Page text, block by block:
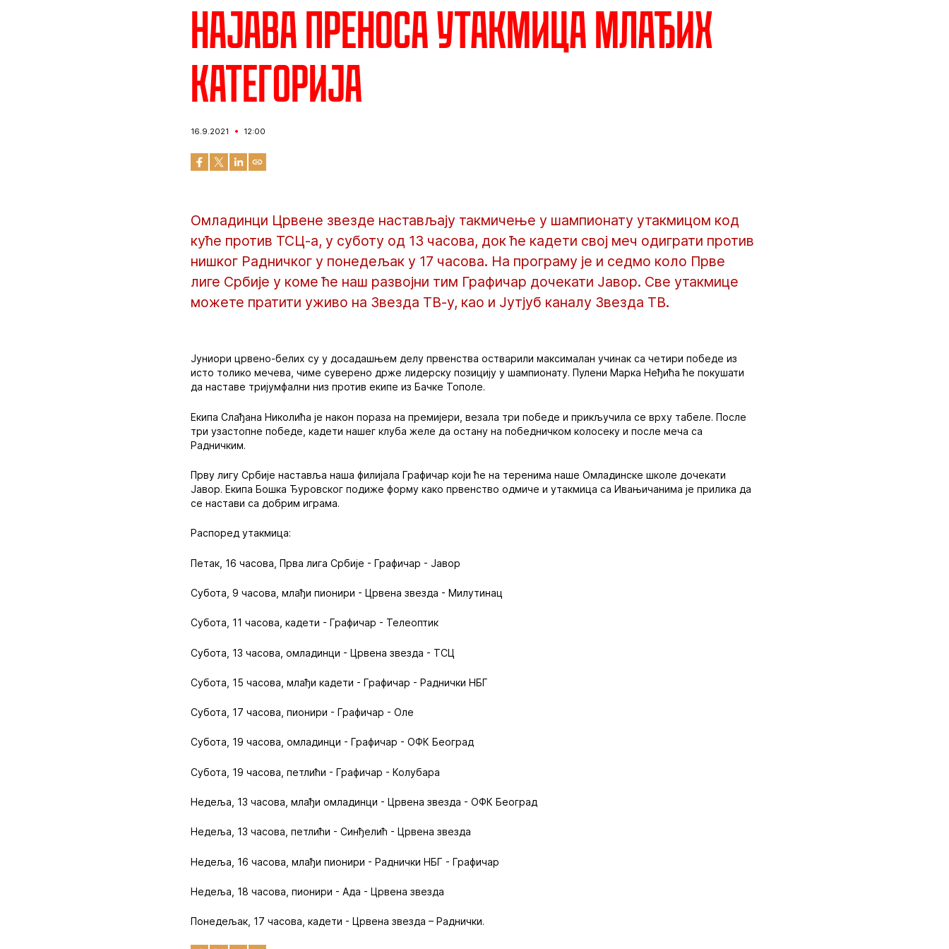
Најава преноса утакмица млађих
категорија
16.9.2021 12:00
Омладинци Црвене звезде настављају такмичење у шампионату утакмицом код
куће против ТСЦ-а, у суботу од 13 часова, док ће кадети свој меч одиграти против
нишког Радничког у понедељак у 17 часова. На програму је и седмо коло Прве
лиге Србије у коме ће наш развојни тим Графичар дочекати Јавор. Све утакмице
можете пратити уживо на Звезда ТВ-у, као и Јутјуб каналу Звезда ТВ.
Јуниори црвено-белих су у досадашњем делу првенства остварили максималан учинак са четири победе из
исто толико мечева, чиме суверено држе лидерску позицију у шампионату. Пулени Марка Неђића ће покушати
да наставе тријумфални низ против екипе из Бачке Тополе.
Екипа Слађана Николића је након пораза на премијери, везала три победе и прикључила се врху табеле. После
три узастопне победе, кадети нашег клуба желе да остану на победничком колосеку и после меча са
Радничким.
Прву лигу Србије наставља наша филијала Графичар који ће на теренима наше Омладинске школе дочекати
Јавор. Екипа Бошка Ђуровског подиже форму како првенство одмиче и утакмица са Ивањичанима је прилика да
се настави са добрим играма.
Распоред утакмица:
Петак, 16 часова, Прва лига Србије - Графичар - Јавор
Субота, 9 часова, млађи пионири - Црвена звезда - Милутинац
Субота, 11 часова, кадети - Графичар - Телеоптик
Субота, 13 часова, омладинци - Црвена звезда - ТСЦ
Субота, 15 часова, млађи кадети - Графичар - Раднички НБГ
Субота, 17 часова, пионири - Графичар - Оле
Субота, 19 часова, омладинци - Графичар - ОФК Београд
Субота, 19 часова, петлићи - Графичар - Колубара
Недеља, 13 часова, млађи омладинци - Црвена звезда - ОФК Београд
Недеља, 13 часова, петлићи - Синђелић - Црвена звезда
Недеља, 16 часова, млађи пионири - Раднички НБГ - Графичар
Недеља, 18 часова, пионири - Ада - Црвена звезда
Понедељак, 17 часова, кадети - Црвена звезда – Раднички.